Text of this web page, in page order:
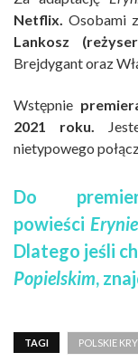
Netflix. Osobami
Lankosz
Brejdygant oraz
Wstępnie
2021 roku.
nietypowego
Do
powieści Erynie
Dlatego jeśli
Popielskim,
TAGI POLSKIE